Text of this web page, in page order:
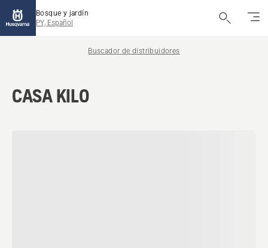
Bosque y jardín
PY, Español
Buscador de distribuidores
CASA KILO